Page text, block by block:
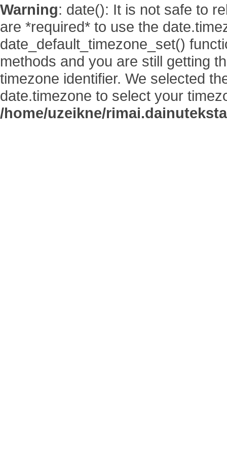
Warning: date(): It is not safe to
are *required* to use the
date_default_timezone_set()
methods and you are still getting
timezone identifier. We selected
date.timezone to select your
/home/uzeikne/